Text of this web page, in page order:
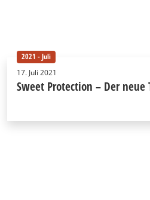
2021 - Juli
17. Juli 2021
Sweet Protection – Der neue